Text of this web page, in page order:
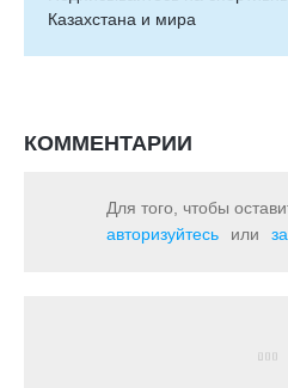
Казахстана и мира
КОММЕНТАРИИ
Для того, чтобы
авторизуйтесь
или